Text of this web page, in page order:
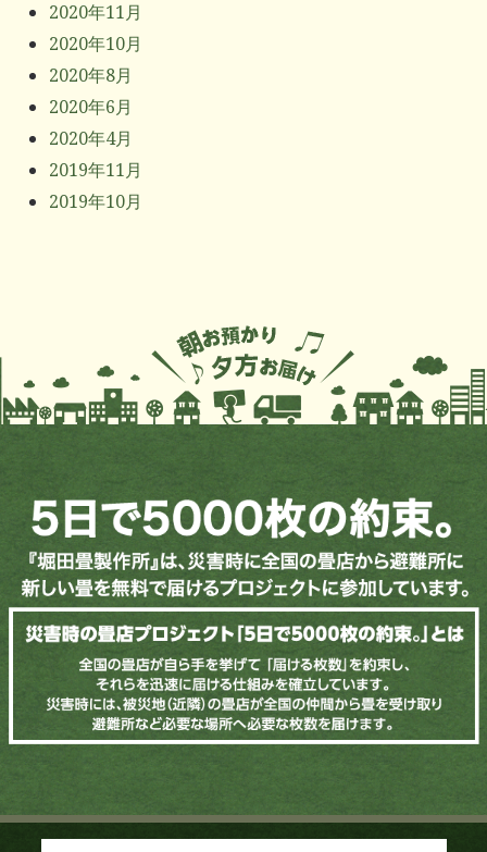
2020年11月
2020年10月
2020年8月
2020年6月
2020年4月
2019年11月
2019年10月